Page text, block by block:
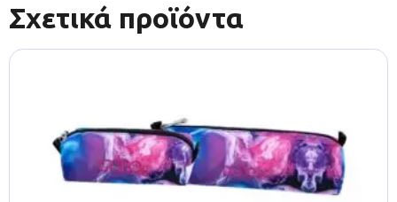
Σχετικά προϊόντα